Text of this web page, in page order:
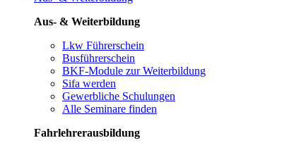
Aus- & Weiterbildung
Lkw Führerschein
Busführerschein
BKF-Module zur Weiterbildung
Sifa werden
Gewerbliche Schulungen
Alle Seminare finden
Fahrlehrerausbildung